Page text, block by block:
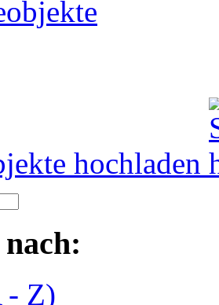
hochladen
- Z)